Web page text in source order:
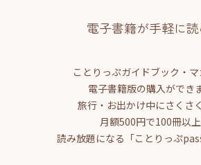
電子書籍が手軽に読
ことりっぷガイドブック・
電子書籍版の購入ができ
旅行・お出かけ中にさくさ
月額500円で100冊以
読み放題になる「ことりっぷ